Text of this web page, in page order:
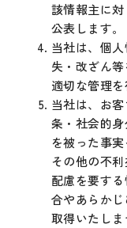
該情報主に
公表します。
当社は、個
失・改ざん
適切な管理を
当社は、お
条・社会的
を被った事
その他の不
配慮を要す
合やあらかじ
取得いたしま